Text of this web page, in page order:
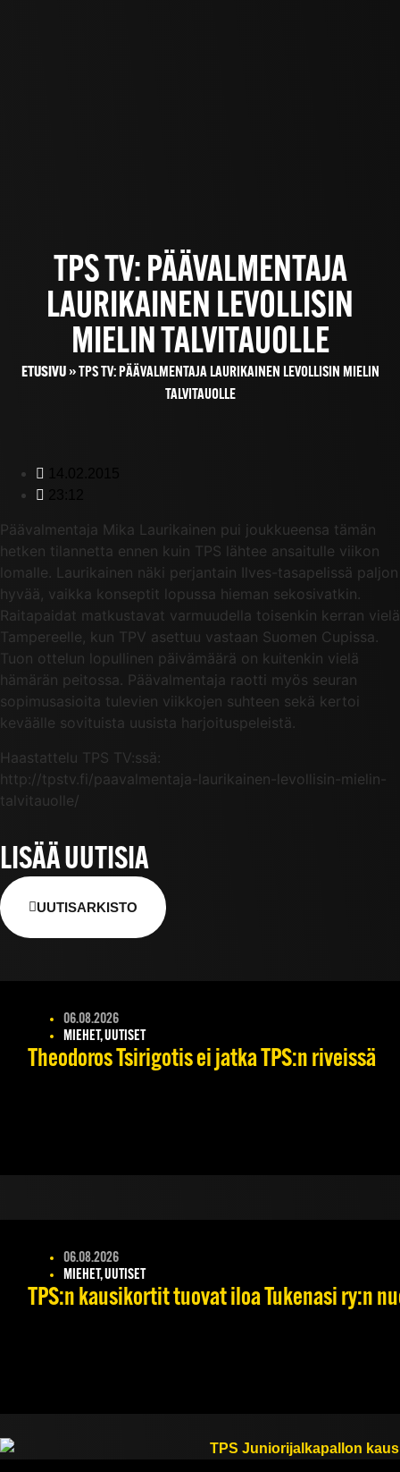
TPS TV: PÄÄVALMENTAJA
LAURIKAINEN LEVOLLISIN
MIELIN TALVITAUOLLE
ETUSIVU»TPS TV: PÄÄVALMENTAJA LAURIKAINEN LEVOLLISIN MIELIN
TALVITAUOLLE
Päävalmentaja Mika Laurikainen pui joukkueensa tämän
hetken tilannetta ennen kuin TPS lähtee ansaitulle viikon
lomalle. Laurikainen näki perjantain Ilves-tasapelissä paljon
hyvää, vaikka konseptit lopussa hieman sekosivatkin.
Raitapaidat matkustavat varmuudella toisenkin kerran vielä
Tampereelle, kun TPV asettuu vastaan Suomen Cupissa.
Tuon ottelun lopullinen päivämäärä on kuitenkin vielä
hämärän peitossa. Päävalmentaja raotti myös seuran
sopimusasioita tulevien viikkojen suhteen sekä kertoi
keväälle sovituista uusista harjoituspeleistä.
Haastattelu TPS TV:ssä:
http://tpstv.fi/paavalmentaja-laurikainen-levollisin-mielin-
talvitauolle/
LISÄÄ UUTISIA
UUTISARKISTO
06.08.2026
MIEHET, UUTISET
Theodoros Tsirigotis ei jatka TPS:n riveissä
06.08.2026
MIEHET, UUTISET
TPS:n kausikortit tuovat iloa Tukenasi ry:n